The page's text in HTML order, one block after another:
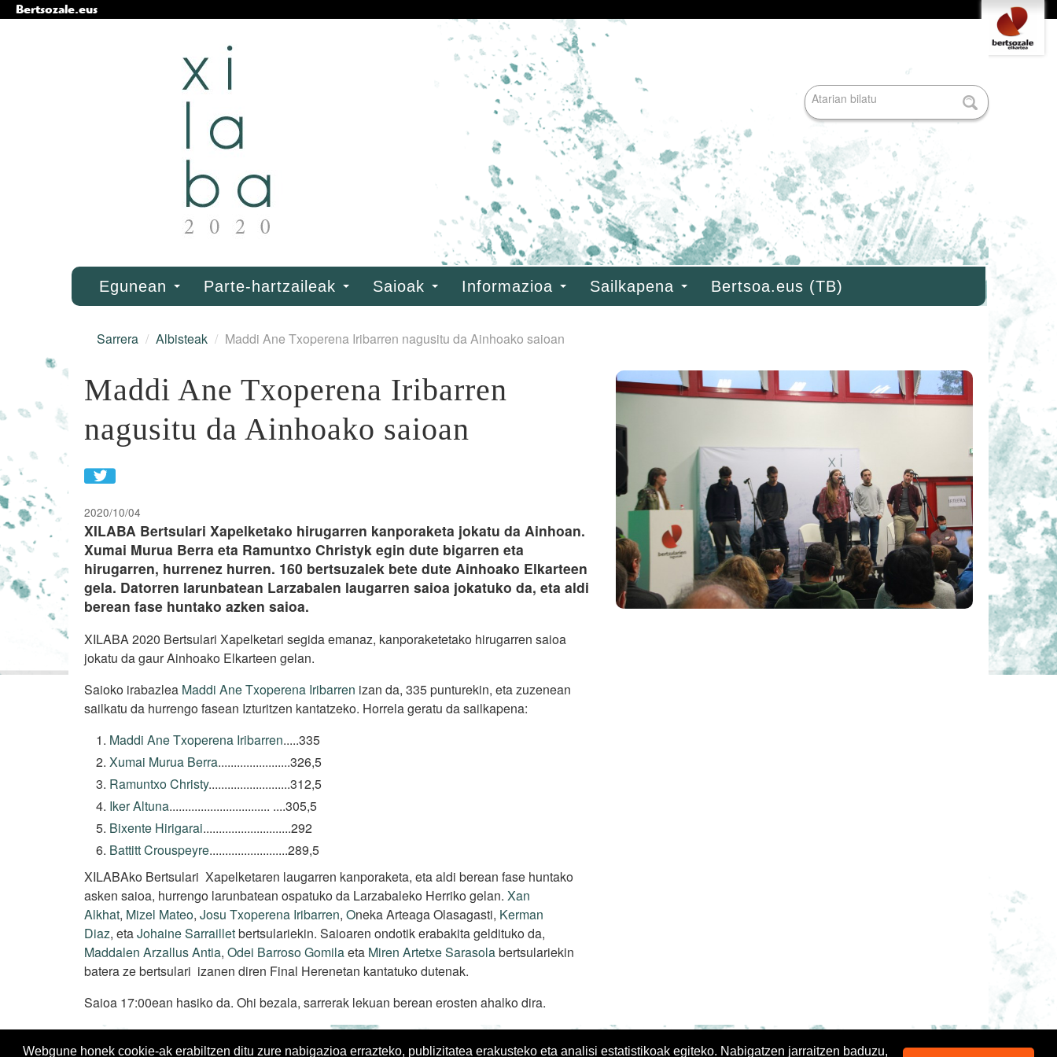
Webgune honek cookie-ak erabiltzen ditu zure nabigazioa errazteko, publizitatea erakusteko eta analisi estatistikoak egiteko. Nabigatzen jarraitzen baduzu,
Bertsozale.eus
Bilatu atarian
Bilaketa
aurreratua…
Nabigazioa
Egunean Parte-hartzaileak Saioak Informazioa Sailkapena Bertsoa.eus (TB)
Sarrera / Albisteak / Maddi Ane Txoperena Iribarren nagusitu da Ainhoako saioan
Maddi Ane Txoperena Iribarren
nagusitu da Ainhoako saioan
2020/10/04
XILABA Bertsulari Xapelketako hirugarren kanporaketa jokatu da Ainhoan.
Xumai Murua Berra eta Ramuntxo Christyk egin dute bigarren eta
hirugarren, hurrenez hurren. 160 bertsuzalek bete dute Ainhoako Elkarteen
gela. Datorren larunbatean Larzabalen laugarren saioa jokatuko da, eta aldi
berean fase huntako azken saioa.
XILABA 2020 Bertsulari Xapelketari segida emanaz, kanporaketetako hirugarren saioa
jokatu da gaur Ainhoako Elkarteen gelan.
Saioko irabazlea Maddi Ane Txoperena Iribarren izan da, 335 punturekin, eta zuzenean
sailkatu da hurrengo fasean Izturitzen kantatzeko. Horrela geratu da sailkapena:
Maddi Ane Txoperena Iribarren.....335
Xumai Murua Berra.......................326,5
Ramuntxo Christy..........................312,5
Iker Altuna................................ ....305,5
Bixente Hirigarai............................292
Battitt Crouspeyre.........................289,5
XILABAko Bertsulari Xapelketaren laugarren kanporaketa, eta aldi berean fase huntako
asken saioa, hurrengo larunbatean ospatuko da Larzabaleko Herriko gelan. Xan
Alkhat, Mizel Mateo, Josu Txoperena Iribarren, Oneka Arteaga Olasagasti, Kerman
Diaz, etaJohaine Sarrailletbertsulariekin. Saioaren ondotik erabakita geldituko da,
Maddalen Arzallus Antia, Odei Barroso Gomilaeta Miren Artetxe Sarasolabertsulariekin
batera ze bertsulari izanen diren Final Herenetan kantatuko dutenak.
Saioa 17:00ean hasiko da. Ohi bezala, sarrerak lekuan berean erosten ahalko dira.